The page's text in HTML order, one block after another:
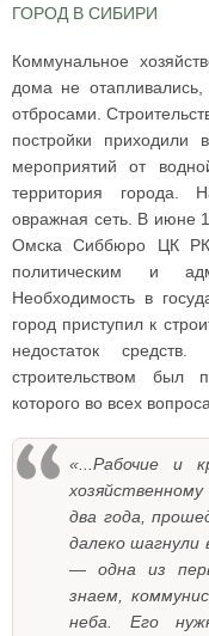
ГОРОД В СИБИРИ
Коммунальное
дома не
отбросами.
постройки приходили
мероприятий от
территория города.
овражная сеть. В июне
Омска Сиббюро ЦК
политическим и
Необходимость в
город приступил к
недостаток
строительством был
которого во всех
«...Рабочие и
два года,
далеко шагнули
— одна из
знаем,
неба. Его